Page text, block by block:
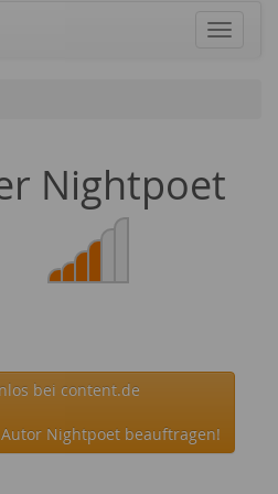
Nightpoet
bei content.de
Nightpoet beauftragen!